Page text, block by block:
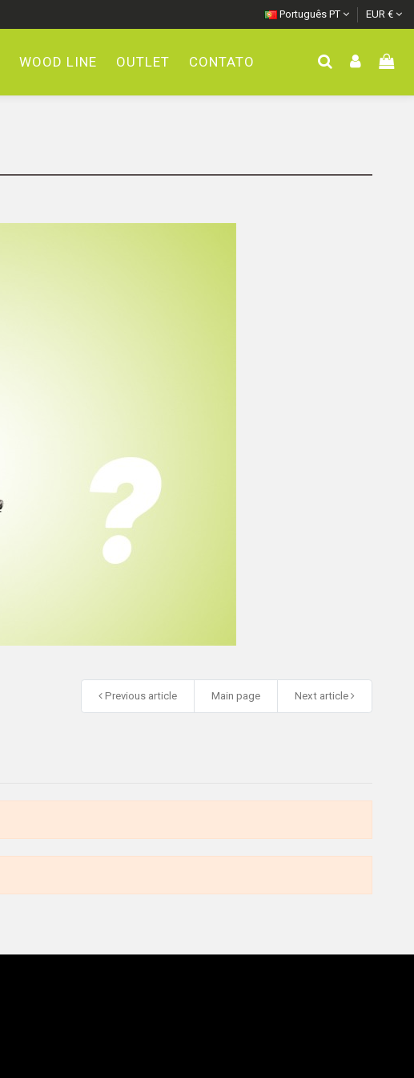
Português PT EUR €
WOOD LINE OUTLET CONTATO
Previous article Main page Next article